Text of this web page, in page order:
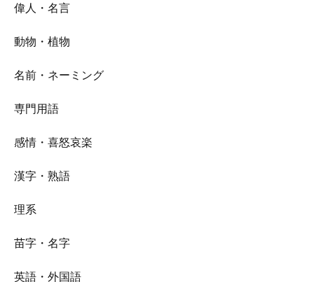
偉人・名言
動物・植物
名前・ネーミング
専門用語
感情・喜怒哀楽
漢字・熟語
理系
苗字・名字
英語・外国語